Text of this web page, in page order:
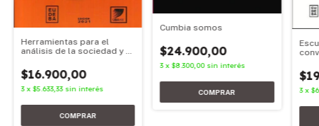
Herramientas para el
análisis de la sociedad y el
$16.900,00
3 x $5.633,33 sin interés
Cumbia somos
$24.900,00
3 x$8.300,00 sin interés
3 x